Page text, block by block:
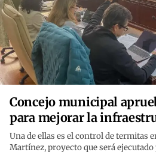
Concejo municipal
para mejorar la
Una de ellas es el control de termitas
Martínez, proyecto que será